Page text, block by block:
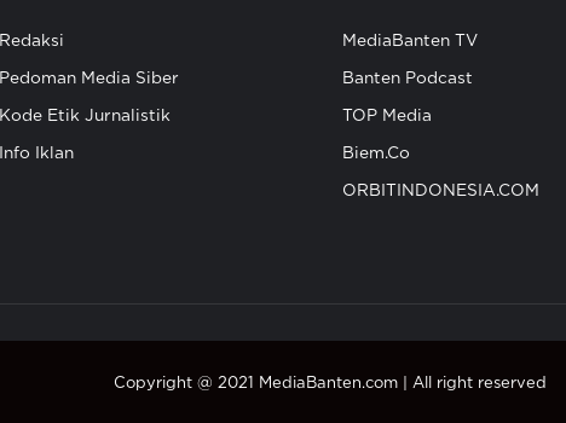
Redaksi
Pedoman Media Siber
Kode Etik Jurnalistik
Info Iklan
MediaBanten TV
Banten Podcast
TOP Media
Biem.Co
ORBITINDONESIA.COM
Copyright @ 2021 MediaBanten.com | All right reserved